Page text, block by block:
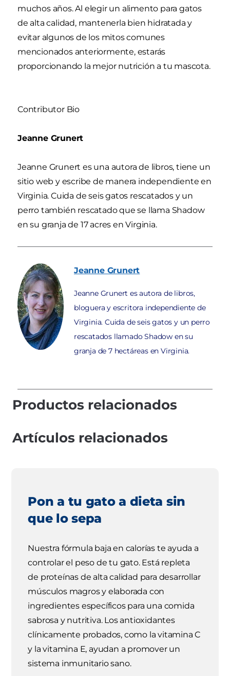
muchos años. Al elegir un alimento para gatos
de alta calidad, mantenerla bien hidratada y
evitar algunos de los mitos comunes
mencionados anteriormente, estarás
proporcionando la mejor nutrición a tu mascota.
Contributor Bio
Jeanne Grunert
Jeanne Grunert es una autora de libros, tiene un
sitio web y escribe de manera independiente en
Virginia. Cuida de seis gatos rescatados y un
perro también rescatado que se llama Shadow
en su granja de 17 acres en Virginia.
Jeanne Grunert
Jeanne Grunert es autora de libros,
bloguera y escritora independiente de
Virginia. Cuida de seis gatos y un perro
rescatados llamado Shadow en su
granja de 7 hectáreas en Virginia.
Productos relacionados
Artículos relacionados
Pon a tu gato a dieta sin
que lo sepa
Nuestra fórmula baja en calorías te ayuda a
controlar el peso de tu gato. Está repleta
de proteínas de alta calidad para desarrollar
músculos magros y elaborada con
ingredientes específicos para una comida
sabrosa y nutritiva. Los antioxidantes
clínicamente probados, como la vitamina C
y la vitamina E, ayudan a promover un
sistema inmunitario sano.